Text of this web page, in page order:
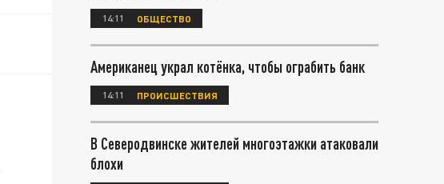
14:11 ОБЩЕСТВО
Американец украл котёнка, чтобы ограбить банк
14:11 ПРОИСШЕСТВИЯ
В Северодвинске жителей многоэтажки атаковали
блохи